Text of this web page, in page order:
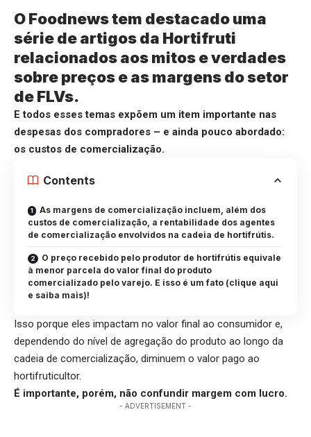
O Foodnews tem destacado uma
série de artigos da Hortifruti
relacionados aos mitos e verdades
sobre preços e as margens do setor
de FLVs.
E todos esses temas expõem um item importante nas
despesas dos compradores – e ainda pouco abordado:
os custos de comercialização.
Contents
As margens de comercialização incluem, além dos
custos de comercialização, a rentabilidade dos agentes
de comercialização envolvidos na cadeia de hortifrútis.
O preço recebido pelo produtor de hortifrútis equivale
à menor parcela do valor final do produto
comercializado pelo varejo. E isso é um fato (clique aqui
e saiba mais)!
Isso porque eles impactam no valor final ao consumidor e,
dependendo do nível de agregação do produto ao longo da
cadeia de comercialização, diminuem o valor pago ao
hortifruticultor.
É importante, porém, não confundir margem com lucro.
- ADVERTISEMENT -